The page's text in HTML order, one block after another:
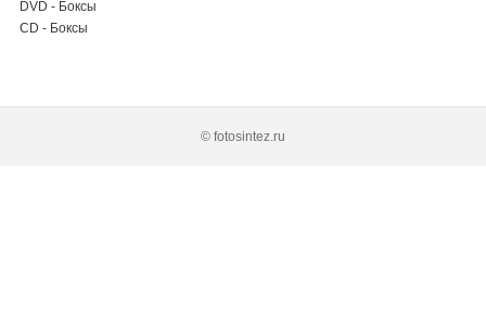
DVD - Боксы
CD - Боксы
© fotosintez.ru